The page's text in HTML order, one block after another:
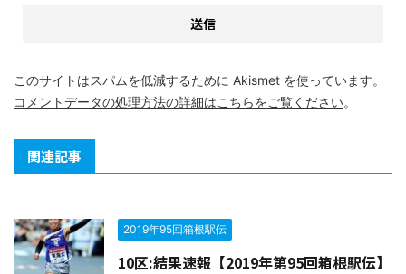
このサイトはスパムを低減するために Akismet を使っています。
コメントデータの処理方法の詳細はこちらをご覧ください。
関連記事
2019年95回箱根駅伝
10区:結果速報【2019年第95回箱根駅伝】